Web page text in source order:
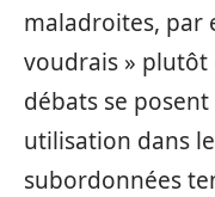
maladroites, par
voudrais » plutôt
débats se
utilisation dans
subordonnées